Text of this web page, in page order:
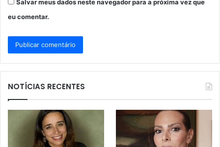
Salvar meus dados neste navegador para a próxima vez que
eu comentar.
NOTÍCIAS RECENTES